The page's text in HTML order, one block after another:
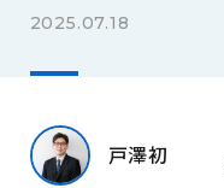
2025.07.18
戸澤初